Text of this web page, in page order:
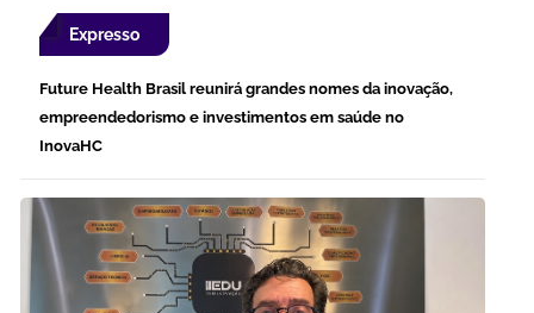
Expresso
Future Health Brasil reunirá grandes nomes da inovação,
empreendedorismo e investimentos em saúde no
InovaHC